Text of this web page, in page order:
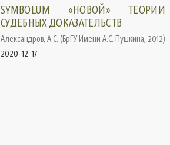
SYMBOLUM «НОВОЙ» ТЕОРИИ
СУДЕБНЫХ ДОКАЗАТЕЛЬСТВ
Александров, А.С. (БрГУ Имени А.С. Пушкина, 2012)
2020-12-17